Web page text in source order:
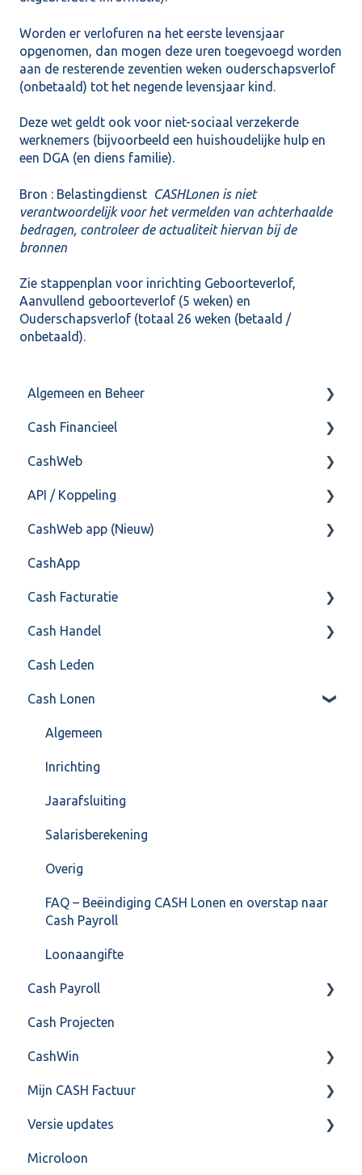
Worden er verlofuren na het eerste levensjaar
opgenomen, dan mogen deze uren toegevoegd worden
aan de resterende zeventien weken ouderschapsverlof
(onbetaald) tot het negende levensjaar kind.
Deze wet geldt ook voor niet-sociaal verzekerde
werknemers (bijvoorbeeld een huishoudelijke hulp en
een DGA (en diens familie).
Bron : Belastingdienst CASHLonen is niet
verantwoordelijk voor het vermelden van achterhaalde
bedragen, controleer de actualiteit hiervan bij de
bronnen
Zie stappenplan voor inrichting Geboorteverlof,
Aanvullend geboorteverlof (5 weken) en
Ouderschapsverlof (totaal 26 weken (betaald /
onbetaald).
Algemeen en Beheer
Bank(koppeling)
Import/Export
Postbus
Training & Consultancy
Overig
Cash Financieel
Boekhoud
Fiscaal
Overig
CashWeb
CashHero Layout
Mailen vanuit CASHWeb
Algemeen gebruik
API / Koppeling
Algemeen
Api 3.0 (SOAP API)
API 4.0 (REST API)
CashWeb app (Nieuw)
Veel gestelde vragen
CashApp
Cash Facturatie
Factureren
Instellingen
Algemeen
Formulierlayout
Cash Handel
Inkoop
Verkoop
Voorraad
Overig
VoorraadService & Onderhoud
Cash Leden
Cash Lonen
Algemeen
Inrichting
Jaarafsluiting
Salarisberekening
Overig
FAQ – Beëindiging CASH Lonen en overstap naar
Cash Payroll
Loonaangifte
Cash Payroll
Aangifte
Algemeen
Basis Training
Berekening
FAQ
Cash Projecten
CashWin
Overig
Mijn CASH Factuur
Facturatie Loonportal( CASH Lonen)
Mijn CASH factuur
Versie updates
CashWeb updates 2025
Microloon